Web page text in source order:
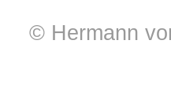
© Hermann